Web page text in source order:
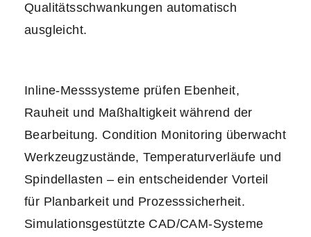
Qualitätsschwankungen automatisch
ausgleicht.
Inline-Messsysteme prüfen Ebenheit,
Rauheit und Maßhaltigkeit während der
Bearbeitung. Condition Monitoring überwacht
Werkzeugzustände, Temperaturverläufe und
Spindellasten – ein entscheidender Vorteil
für Planbarkeit und Prozesssicherheit.
Simulationsgestützte CAD/CAM-Systeme